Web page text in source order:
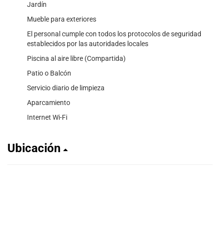
Jardín
Mueble para exteriores
El personal cumple con todos los protocolos de seguridad
establecidos por las autoridades locales
Piscina al aire libre (Compartida)
Patio o Balcón
Servicio diario de limpieza
Aparcamiento
Internet Wi-Fi
Ubicación